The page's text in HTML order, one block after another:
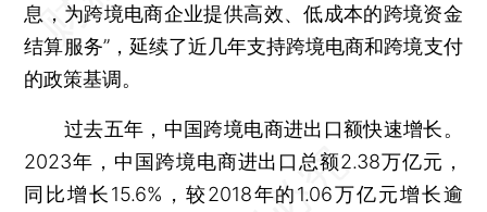
息，为跨境电商企业提供高效、低成本的跨境资金
结算服务”，延续了近几年支持跨境电商和跨境支付
的政策基调。
过去五年，中国跨境电商进出口额快速增长。
2023年，中国跨境电商进出口总额2.38万亿元，
同比增长15.6%，较2018年的1.06万亿元增长逾